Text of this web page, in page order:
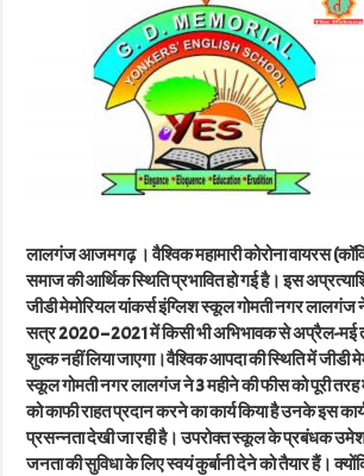
लालगंज आजमगढ़ । वैश्विक महामारी कोरोना वायरस
समाज की आर्थिक स्थिति प्रभावित हो गई है। इस
जीडी मेमोरियल यांकर्स इंग्लिश स्कूल गोमती नगर लालगंज
सत्र 2020 – 2021 में किसी भी अभिभावक से अप्रैल-मई
शुल्क नहीं लिया जाएगा।वैश्विक आपदा की स्थिति में जीडी
स्कूल गोमती नगर लालगंज ने 3 महीने की फीस को पूरी
को काफी राहत प्रदान करने का कार्य किया है उनके इस
प्रसन्नता देखी जा रही है। उपरोक्त स्कूल के प्रबंधक
जनता की सुविधा के लिए स्वयं कुर्बानी देने को तैयार हैं।